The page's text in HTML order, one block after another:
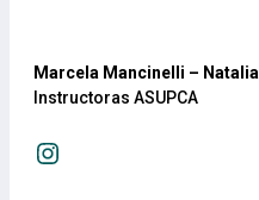
Marcela Mancinelli – Natalia
Instructoras ASUPCA
Instagram